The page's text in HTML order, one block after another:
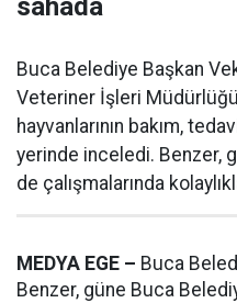
sahada
Buca Belediye Başkan
Veteriner İşleri
hayvanlarının bakım,
yerinde inceledi. Benzer,
de çalışmalarında
MEDYA EGE – Buca
Benzer, güne Buca